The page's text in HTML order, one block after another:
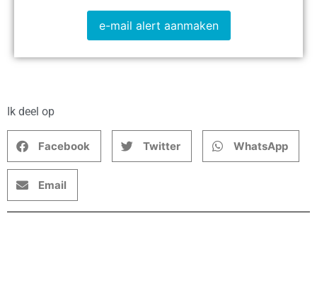
e-mail alert aanmaken
Ik deel op
Facebook Twitter WhatsApp
Email